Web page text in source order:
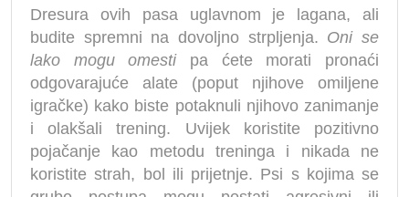
Dresura ovih pasa uglavnom je lagana, ali
budite spremni na dovoljno strpljenja. Oni se
lako mogu omestipa ćete morati pronaći
odgovarajuće alate (poput njihove omiljene
igračke) kako biste potaknuli njihovo zanimanje
i olakšali trening. Uvijek koristite pozitivno
pojačanje kao metodu treninga i nikada ne
koristite strah, bol ili prijetnje. Psi s kojima se